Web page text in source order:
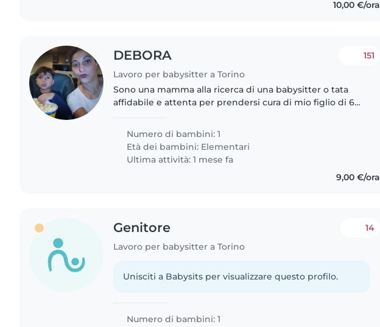
10,00 €/ora
DEBORA
Lavoro per babysitter a Torino
151
Sono una mamma alla ricerca di una babysitter o tata
affidabile e attenta per prendersi cura di mio figlio di 6
indipendente...
Numero di bambini: 1
Età dei bambini: Elementari
Ultima attività: 1 mese fa
9,00 €/ora
Genitore
Lavoro per babysitter a Torino
14
Unisciti a Babysits per visualizzare questo profilo.
Numero di bambini: 1